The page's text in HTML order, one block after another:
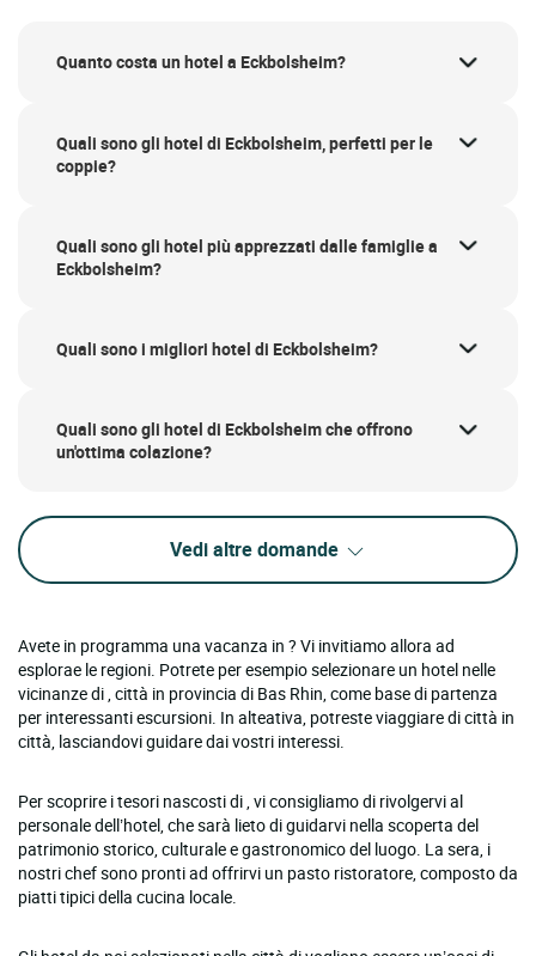
Quanto costa un hotel a Eckbolsheim?
Quali sono gli hotel di Eckbolsheim, perfetti per le
coppie?
Quali sono gli hotel più apprezzati dalle famiglie a
Eckbolsheim?
Quali sono i migliori hotel di Eckbolsheim?
Quali sono gli hotel di Eckbolsheim che offrono
un'ottima colazione?
Vedi altre domande
Avete in programma una vacanza in ? Vi invitiamo allora ad
esplorae le regioni. Potrete per esempio selezionare un hotel nelle
vicinanze di , città in provincia di Bas Rhin, come base di partenza
per interessanti escursioni. In alteativa, potreste viaggiare di città in
città, lasciandovi guidare dai vostri interessi.
Per scoprire i tesori nascosti di , vi consigliamo di rivolgervi al
personale dell’hotel, che sarà lieto di guidarvi nella scoperta del
patrimonio storico, culturale e gastronomico del luogo. La sera, i
nostri chef sono pronti ad offrirvi un pasto ristoratore, composto da
piatti tipici della cucina locale.